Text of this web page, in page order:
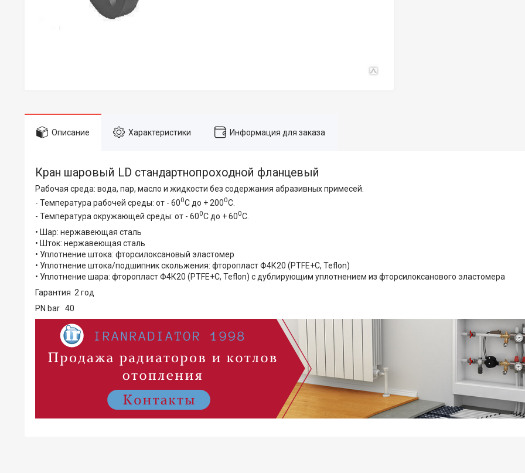
Описание Характеристики Информация для заказа
Кран шаровый LD стандартнопроходной фланцевый
Рабочая среда: вода, пар, масло и жидкости без содержания абразивных примесей.
- Температура рабочей среды: от - 600С до + 2000С.
- Температура окружающей среды: от - 600С до + 600С.
• Шар: нержавеющая сталь
• Шток: нержавеющая сталь
• Уплотнение штока: фторсилоксановый эластомер
• Уплотнение штока/подшипник скольжения: фторопласт Ф4К20 (PTFE+C, Teflon)
• Уплотнение шара: фторопласт Ф4К20 (PTFE+C, Teflon) с дублирующим уплотнением из фторсилоксанового эластомера
Гарантия 2 год
PN bar 40